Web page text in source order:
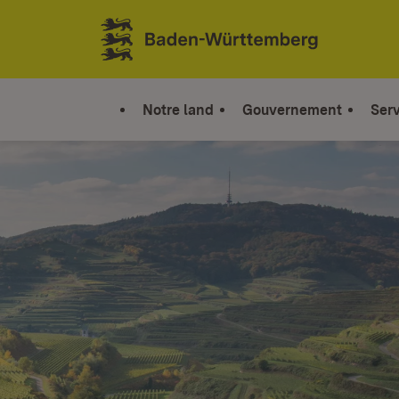
Sauter au contenu
Link zur Startseite
Notre land Gouvernement